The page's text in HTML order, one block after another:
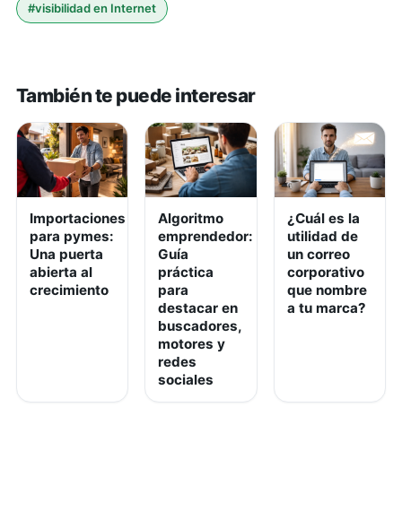
#visibilidad en Internet
También te puede interesar
Importaciones
para pymes:
Una puerta
abierta al
crecimiento
Algoritmo
emprendedor:
Guía
práctica
para
destacar en
buscadores,
motores y
redes
sociales
¿Cuál es la
utilidad de
un correo
corporativo
que nombre
a tu marca?